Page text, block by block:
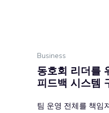
Business
동호회 리더를
피드백 시스템
팀 운영 전체를 책임